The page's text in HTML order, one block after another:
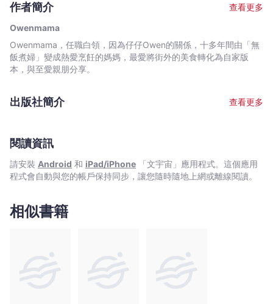
易東坡肉、檸香骨、蒜片一口牛、古法羊腩煲…… 蔬菜豆品：百花
釀竹笙、香脆蔬菜餅、脆炸豆腐、雜菇扒自製玉子豆腐……
作者簡介
查看更多
Owenmama
Owenmama，任職白領，因為仔仔Owen的關係，十多年間由「無
飯煮婦」變成熱愛烹飪的媽媽，最愛將街外的美食轉化為自家版
本，與至愛親朋分享。
出版社簡介 查看更多
閱讀資訊
請安裝 Android 和 iPad/iPhone 「文宇宙」應用程式。這個應用
程式會自動與您的帳戶保持同步，讓您隨時隨地上網或離線閱讀。
相似書籍